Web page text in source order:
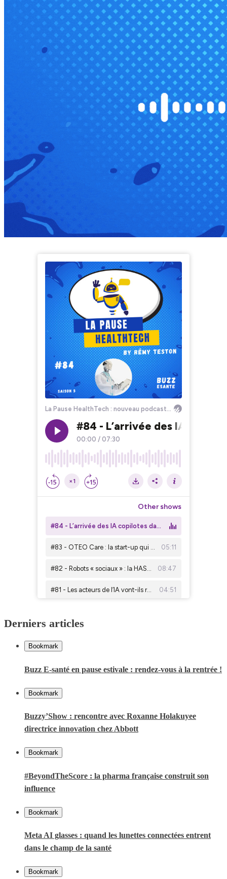
Derniers articles
Bookmark
Buzz E-santé en pause estivale : rendez-vous à la rentrée !
Bookmark
Buzzy’Show : rencontre avec Roxanne Holakuyee
directrice innovation chez Abbott
Bookmark
#BeyondTheScore : la pharma française construit son
influence
Bookmark
Meta AI glasses : quand les lunettes connectées entrent
dans le champ de la santé
Bookmark